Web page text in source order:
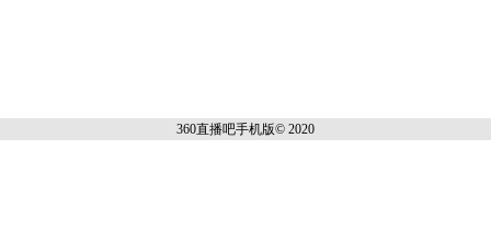
360直播吧手机版© 2020